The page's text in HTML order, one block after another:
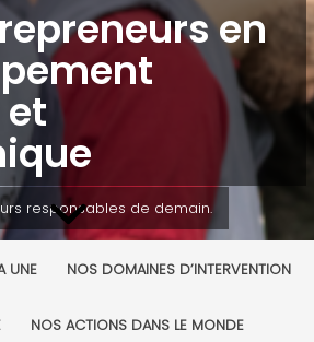
en
responsables de demain.
UNE NOS DOMAINES D’INTERVENTION
NOS ACTIONS DANS LE MONDE